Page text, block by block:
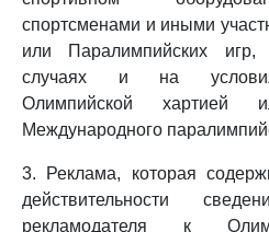
спортсменами и иными
или Паралимпийских игр,
случаях и на
Олимпийской хартией
Международного
3. Реклама, которая
действительности
рекламодателя к